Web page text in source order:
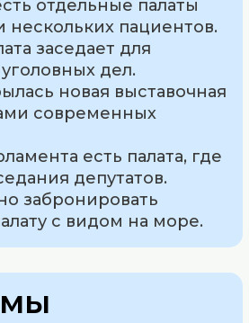
отдельные палаты
нескольких пациентов.
заседает для
дел.
новая выставочная
современных
есть палата, где
депутатов.
забронировать
с видом на море.